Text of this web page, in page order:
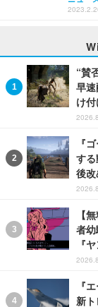
“賛
早
け
『
する
後改
【
者幼
『
『
新